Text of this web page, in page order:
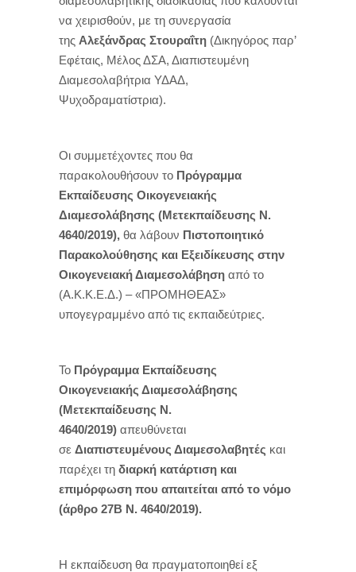
να χειρισθούν, με τη συνεργασία
της Αλεξάνδρας Στουραΐτη (Δικηγόρος παρ’
Εφέταις, Μέλος ΔΣΑ, Διαπιστευμένη
Διαμεσολαβήτρια ΥΔΑΔ,
Ψυχοδραματίστρια).
Οι συμμετέχοντες που θα
παρακολουθήσουν το Πρόγραμμα
Εκπαίδευσης Οικογενειακής
Διαμεσολάβησης (Μετεκπαίδευσης Ν.
4640/2019), θα λάβουν Πιστοποιητικό
Παρακολούθησης και Εξειδίκευσης στην
Οικογενειακή Διαμεσολάβηση από το
(Α.Κ.Κ.Ε.Δ.) – «ΠΡΟΜΗΘΕΑΣ»
υπογεγραμμένο από τις εκπαιδεύτριες.
Το Πρόγραμμα Εκπαίδευσης
Οικογενειακής Διαμεσολάβησης
(Μετεκπαίδευσης Ν.
4640/2019) απευθύνεται
σε Διαπιστευμένους Διαμεσολαβητές και
παρέχει τη διαρκή κατάρτιση και
επιμόρφωση που απαιτείται από το νόμο
(άρθρο 27Β Ν. 4640/2019).
Η εκπαίδευση θα πραγματοποιηθεί εξ